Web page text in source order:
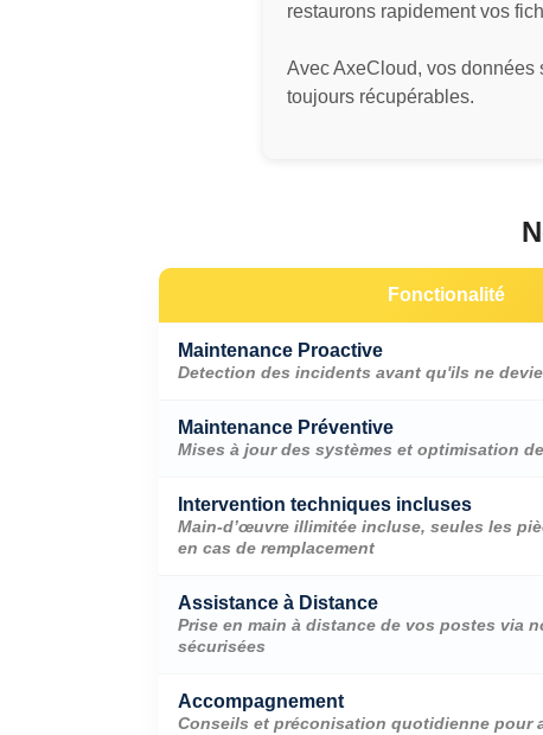
restaurons rapidement vos
Avec AxeCloud, vos données
toujours récupérables.
Fonctionalité
Maintenance Proactive
Detection des incidents avant qu'ils ne
Maintenance Préventive
Mises à jour des systèmes et optimisation
Intervention techniques incluses
Main-d’œuvre illimitée incluse, seules les
en cas de remplacement
Assistance à Distance
Prise en main à distance de vos postes via
sécurisées
Accompagnement
Conseils et préconisation quotidienne pour